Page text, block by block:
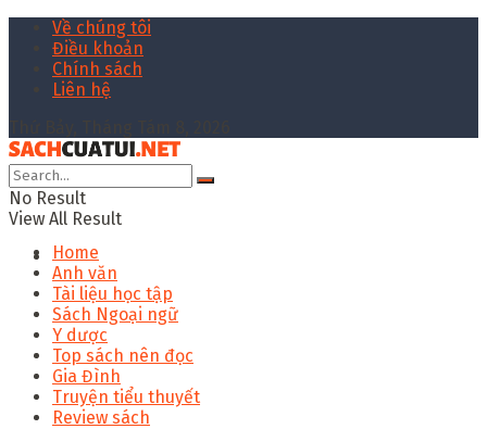
Về chúng tôi
Điều khoản
Chính sách
Liên hệ
No Result
View All Result
Home
Anh văn
Tài liệu học tập
Sách Ngoại ngữ
Y dược
Top sách nên đọc
Gia Đình
Truyện tiểu thuyết
Review sách